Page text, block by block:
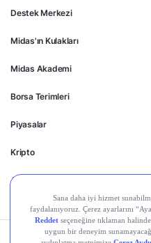
Destek Merkezi
Midas'ın Kulakları
Midas Akademi
Borsa Terimleri
Piyasalar
Kripto
Ayrıcalıklar